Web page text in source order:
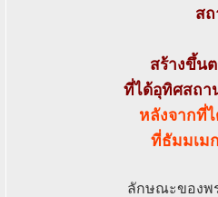
ส
สร้างขึ้น
ที่ได้อุทิศสถา
หลังจากที่
ที่ธัมมเม
ลักษณะของพ